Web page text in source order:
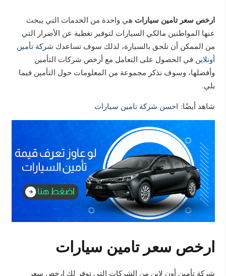
ارخص سعر تامين سيارات هي واحدة من الخدمات التي يبحث
عنها المواطنين مالكي السيارات لتوفير تغطية عن الأضرار التي
من الممكن أن تلحق بالسيارة، لذلك سوف تساعدك شركة تأمين
أونلاين في الحصول على التعامل مع أرخص شركات التأمين
وأفضلها، وسوف نذكر مجموعة من المعلومات حول التأمين فيما
يلي.
شاهد أيضًا: احسن شركة تامين سيارات
ارخص سعر تامين سيارات
شركة تأمين أون لاين من الشركات التي توفر لك ارخص سعر